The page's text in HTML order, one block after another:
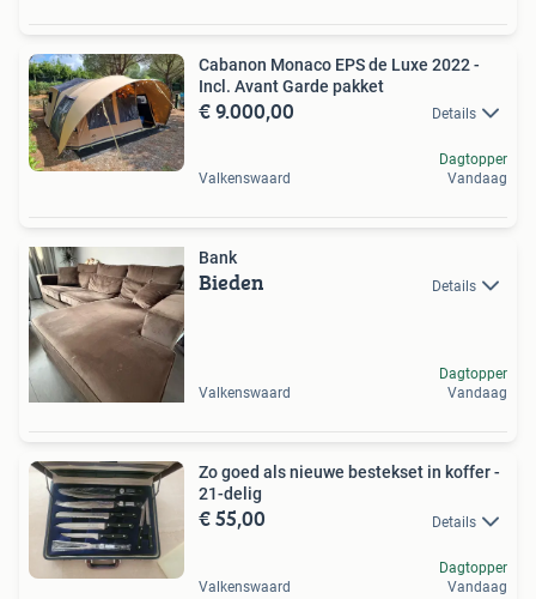
Cabanon Monaco EPS de Luxe 2022 -
Incl. Avant Garde pakket
€ 9.000,00 Details
Valkenswaard
Dagtopper
Vandaag
Bank
Bieden Details
Valkenswaard
Dagtopper
Vandaag
Zo goed als nieuwe bestekset in koffer -
21-delig
€ 55,00 Details
Valkenswaard
Dagtopper
Vandaag